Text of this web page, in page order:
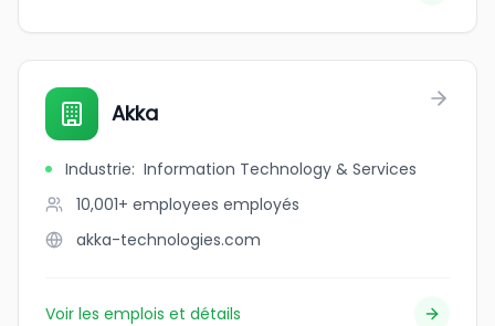
Akka
Industrie: Information Technology & Services
10,001+ employees employés
akka-technologies.com
Voir les emplois et détails